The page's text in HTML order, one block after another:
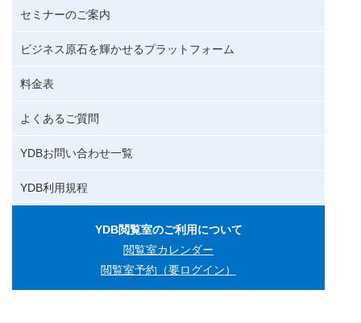
セミナーのご案内
ビジネス原石を輝かせるプラットフォーム
料金表
よくあるご質問
YDBお問い合わせ一覧
YDB利用規程
YDB閲覧室のご利用について
閲覧室カレンダー
閲覧室予約（要ログイン）